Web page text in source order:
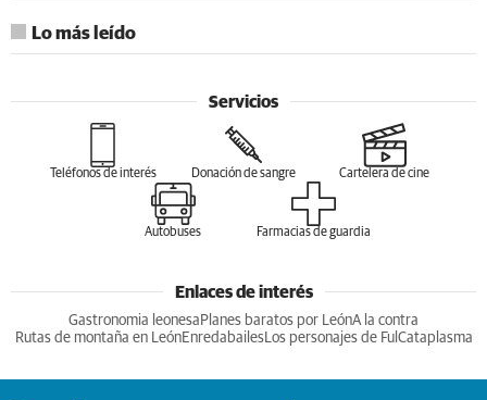
Lo más leído
Servicios
Teléfonos de interés Donación de sangre Cartelera de cine
Autobuses Farmacias de guardia
Enlaces de interés
Gastronomia leonesa Planes baratos por LeónA la contra
Rutas de montaña en LeónEnredabailesLos personajes de Ful Cataplasma